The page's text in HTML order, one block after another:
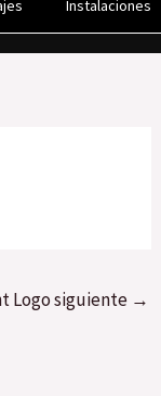
Instalaciones
Logo siguiente →